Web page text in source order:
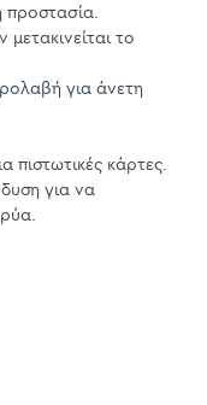
προστασία.
το
για άνετη
πιστωτικές κάρτες.
για να